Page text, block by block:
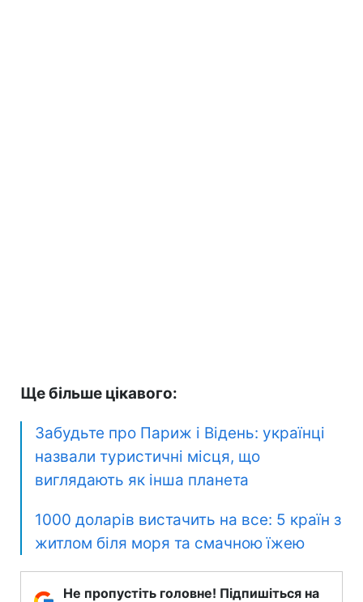
Ще більше цікавого:
Забудьте про Париж і Відень: українці
назвали туристичні місця, що
виглядають як інша планета
1000 доларів вистачить на все: 5 країн з
житлом біля моря та смачною їжею
Не пропустіть головне! Підпишіться на